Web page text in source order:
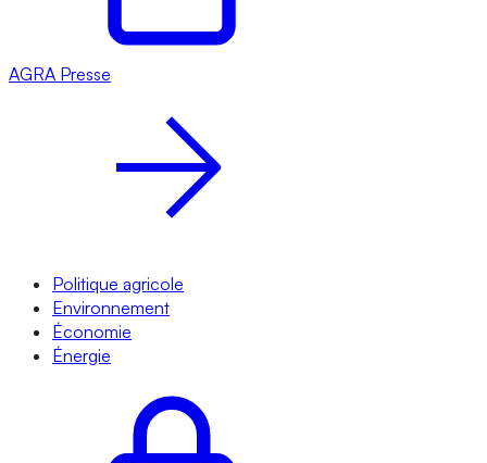
AGRA Presse
Politique agricole
Environnement
Économie
Énergie